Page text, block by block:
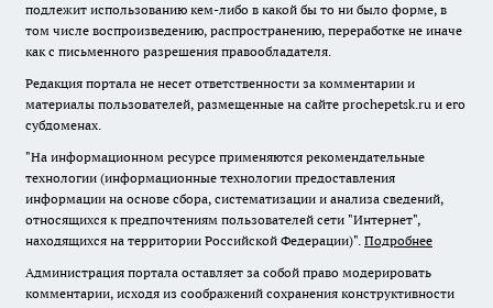
подлежит использованию кем-либо в какой бы то ни было форме, в
том числе воспроизведению, распространению, переработке не иначе
как с письменного разрешения правообладателя.
Редакция портала не несет ответственности за комментарии и
материалы пользователей, размещенные на сайте prochepetsk.ru и его
субдоменах.
"На информационном ресурсе применяются рекомендательные
технологии (информационные технологии предоставления
информации на основе сбора, систематизации и анализа сведений,
относящихся к предпочтениям пользователей сети "Интернет",
находящихся на территории Российской Федерации)". Подробнее
Администрация портала оставляет за собой право модерировать
комментарии, исходя из соображений сохранения конструктивности